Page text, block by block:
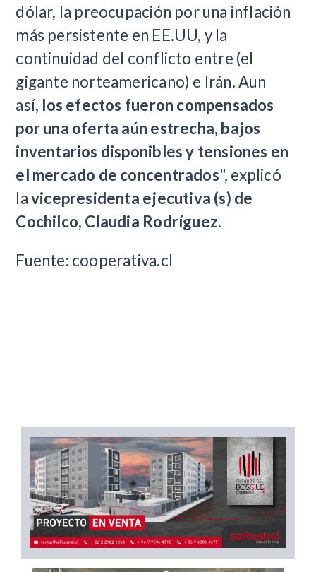
dólar, la preocupación por una inflación
más persistente en EE.UU, y la
continuidad del conflicto entre (el
gigante norteamericano) e Irán. Aun
así, los efectos fueron compensados
por una oferta aún estrecha, bajos
inventarios disponibles y tensiones en
el mercado de concentrados", explicó
lavicepresidenta ejecutiva (s) de
Cochilco, Claudia Rodríguez.
Fuente: cooperativa.cl